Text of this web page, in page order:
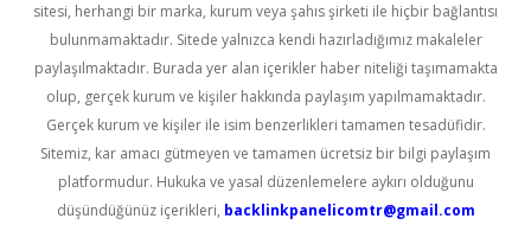
sitesi, herhangi bir marka, kurum veya şahıs şirketi ile hiçbir bağlantısı
bulunmamaktadır. Sitede yalnızca kendi hazırladığımız makaleler
paylaşılmaktadır. Burada yer alan içerikler haber niteliği taşımamakta
olup, gerçek kurum ve kişiler hakkında paylaşım yapılmamaktadır.
Gerçek kurum ve kişiler ile isim benzerlikleri tamamen tesadüfidir.
Sitemiz, kar amacı gütmeyen ve tamamen ücretsiz bir bilgi paylaşım
platformudur. Hukuka ve yasal düzenlemelere aykırı olduğunu
düşündüğünüz içerikleri, backlinkpanelicomtr@gmail.com